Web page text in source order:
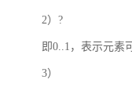
2）?
即0..1，表示元素
3）